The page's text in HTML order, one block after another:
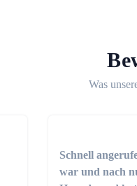
Was
Schnell
war und nach